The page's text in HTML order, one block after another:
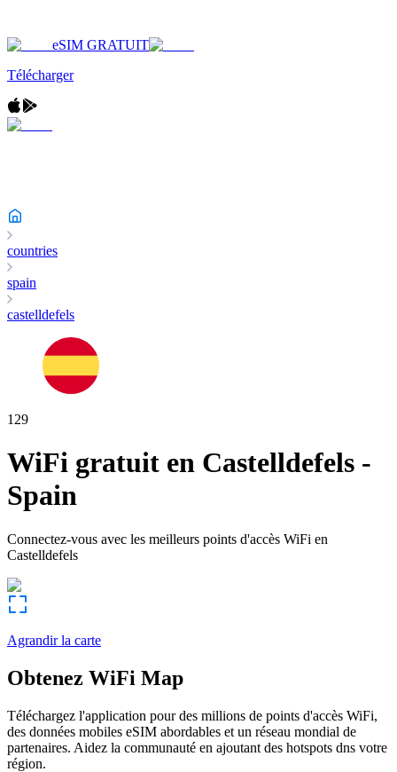
eSIM GRATUIT
Télécharger
countries
spain
castelldefels
129
WiFi gratuit en Castelldefels -
Spain
Connectez-vous avec les meilleurs points d'accès WiFi en
Castelldefels
Agrandir la carte
Obtenez WiFi Map
Téléchargez l'application pour des millions de points d'accès WiFi,
des données mobiles eSIM abordables et un réseau mondial de
partenaires. Aidez la communauté en ajoutant des hotspots dns votre
région.